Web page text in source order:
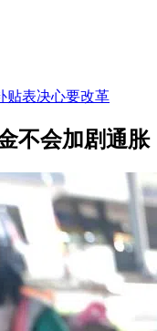
贴表决心要改革
不会加剧通胀